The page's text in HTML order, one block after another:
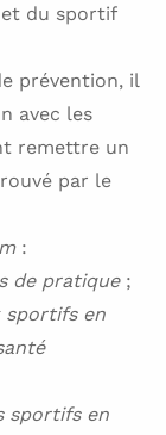
du sportif
prévention, il
avec les
remettre un
par le
:
de pratique ;
sportifs en
sportifs en